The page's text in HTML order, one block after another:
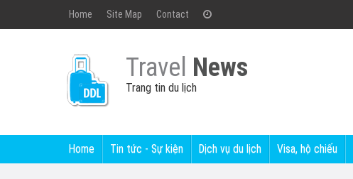
Home Site Map Contact
Travel News
Trang tin du lịch
Home Tin tức - Sự kiện Dịch vụ du lịch Visa, hộ chiếu